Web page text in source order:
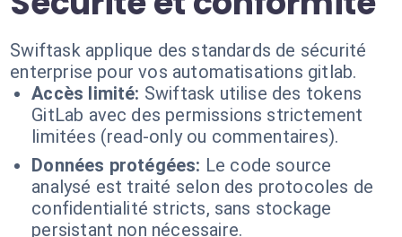
Swiftask applique des standards de sécurité
enterprise pour vos automatisations gitlab.
Accès limité: Swiftask utilise des tokens
GitLab avec des permissions strictement
limitées (read-only ou commentaires).
Données protégées: Le code source
analysé est traité selon des protocoles de
confidentialité stricts, sans stockage
persistant non nécessaire.